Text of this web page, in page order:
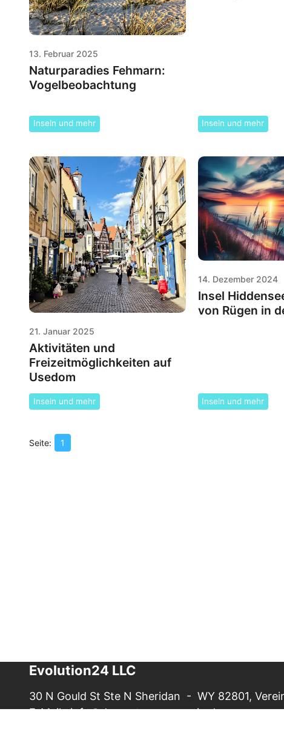
13. Februar 2025
Naturparadies Fehmarn:
Vogelbeobachtung
Inseln und mehr Inseln und mehr
21. Januar 2025
Aktivitäten und
Freizeitmöglichkeiten auf
Usedom
Inseln und mehr
14. Dezember 2024
Insel
von Rügen in
Inseln und mehr
1
Evolution24 LLC
30 N Gould St Ste N Sheridan - WY 82801,
E-Mail:info@das-ostsee-magazin.de